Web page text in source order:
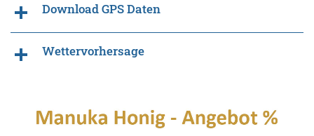
Download GPS Daten
Wettervorhersage